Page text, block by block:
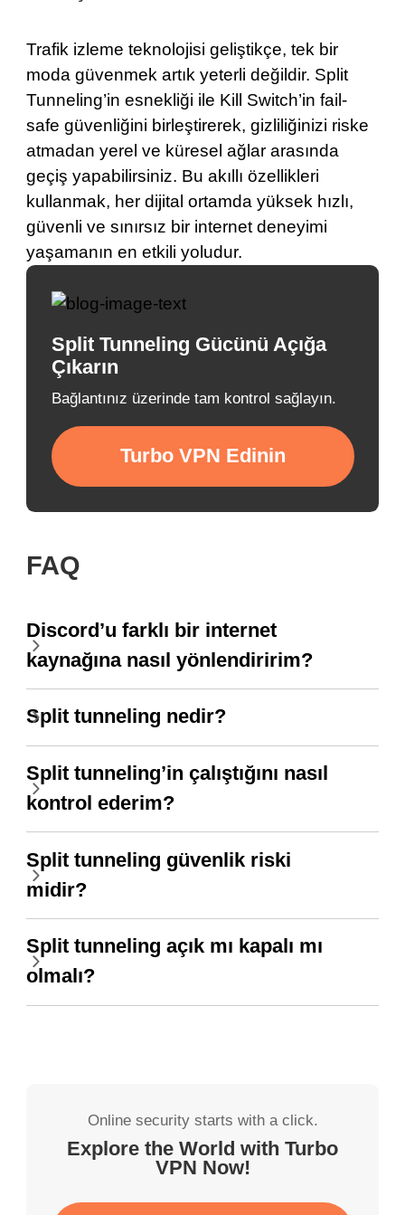
Trafik izleme teknolojisi geliştikçe, tek bir
moda güvenmek artık yeterli değildir. Split
Tunneling’in esnekliği ile Kill Switch’in fail-
safe güvenliğini birleştirerek, gizliliğinizi riske
atmadan yerel ve küresel ağlar arasında
geçiş yapabilirsiniz. Bu akıllı özellikleri
kullanmak, her dijital ortamda yüksek hızlı,
güvenli ve sınırsız bir internet deneyimi
yaşamanın en etkili yoludur.
Split Tunneling Gücünü Açığa
Çıkarın
Bağlantınız üzerinde tam kontrol sağlayın.
Turbo VPN Edinin
FAQ
Discord’u farklı bir internet
kaynağına nasıl yönlendiririm?
Split tunneling nedir?
Split tunneling’in çalıştığını nasıl
kontrol ederim?
Split tunneling güvenlik riski
midir?
Split tunneling açık mı kapalı mı
olmalı?
Online security starts with a click.
Explore the World with Turbo
VPN Now!